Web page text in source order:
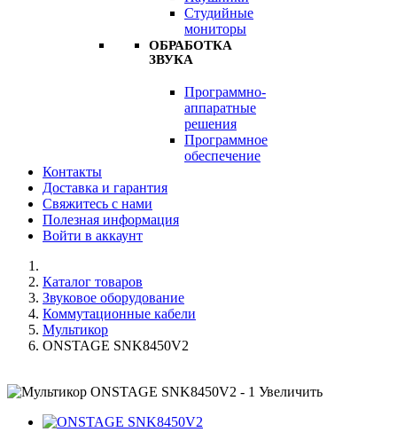
Студийные
мониторы
ОБРАБОТКА
ЗВУКА
Программно-
аппаратные
решения
Программное
обеспечение
Контакты
Доставка и гарантия
Свяжитесь с нами
Полезная информация
Войти в аккаунт
Каталог товаров
Звуковое оборудование
Коммутационные кабели
Мультикор
ONSTAGE SNK8450V2
Увеличить